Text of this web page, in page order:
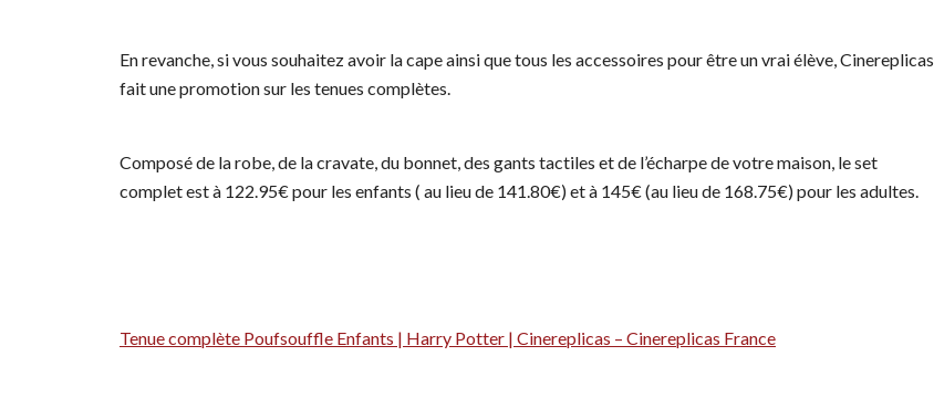
En revanche, si vous souhaitez avoir la cape ainsi que tous les accessoires pour être un vrai élève, Cinereplicas
fait une promotion sur les tenues complètes.
Composé de la robe, de la cravate, du bonnet, des gants tactiles et de l’écharpe de votre maison, le set
complet est à 122.95€ pour les enfants ( au lieu de 141.80€) et à 145€ (au lieu de 168.75€) pour les adultes.
Tenue complète Poufsouffle Enfants | Harry Potter | Cinereplicas – Cinereplicas France